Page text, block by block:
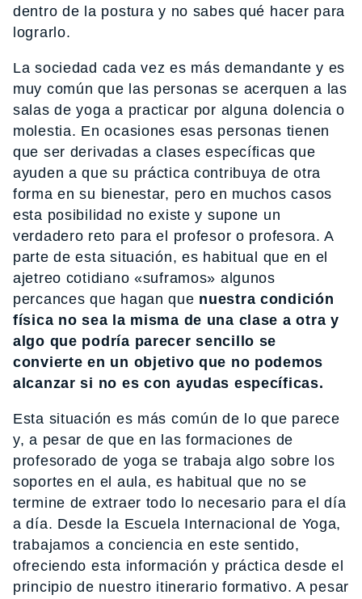
dentro de la postura y no sabes qué hacer para
lograrlo.
La sociedad cada vez es más demandante y es
muy común que las personas se acerquen a las
salas de yoga a practicar por alguna dolencia o
molestia. En ocasiones esas personas tienen
que ser derivadas a clases específicas que
ayuden a que su práctica contribuya de otra
forma en su bienestar, pero en muchos casos
esta posibilidad no existe y supone un
verdadero reto para el profesor o profesora. A
parte de esta situación, es habitual que en el
ajetreo cotidiano «suframos» algunos
percances que hagan que nuestra condición
física no sea la misma de una clase a otra y
algo que podría parecer sencillo se
convierte en un objetivo que no podemos
alcanzar si no es con ayudas específicas.
Esta situación es más común de lo que parece
y, a pesar de que en las formaciones de
profesorado de yoga se trabaja algo sobre los
soportes en el aula, es habitual que no se
termine de extraer todo lo necesario para el día
a día. Desde la Escuela Internacional de Yoga,
trabajamos a conciencia en este sentido,
ofreciendo esta información y práctica desde el
principio de nuestro itinerario formativo. A pesar